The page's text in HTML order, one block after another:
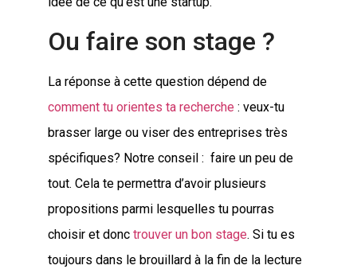
Ou faire son stage ?
La réponse à cette question dépend de
comment tu orientes ta recherche : veux-tu
brasser large ou viser des entreprises très
spécifiques? Notre conseil : faire un peu de
tout. Cela te permettra d’avoir plusieurs
propositions parmi lesquelles tu pourras
choisir et donc trouver un bon stage. Si tu es
toujours dans le brouillard à la fin de la lecture